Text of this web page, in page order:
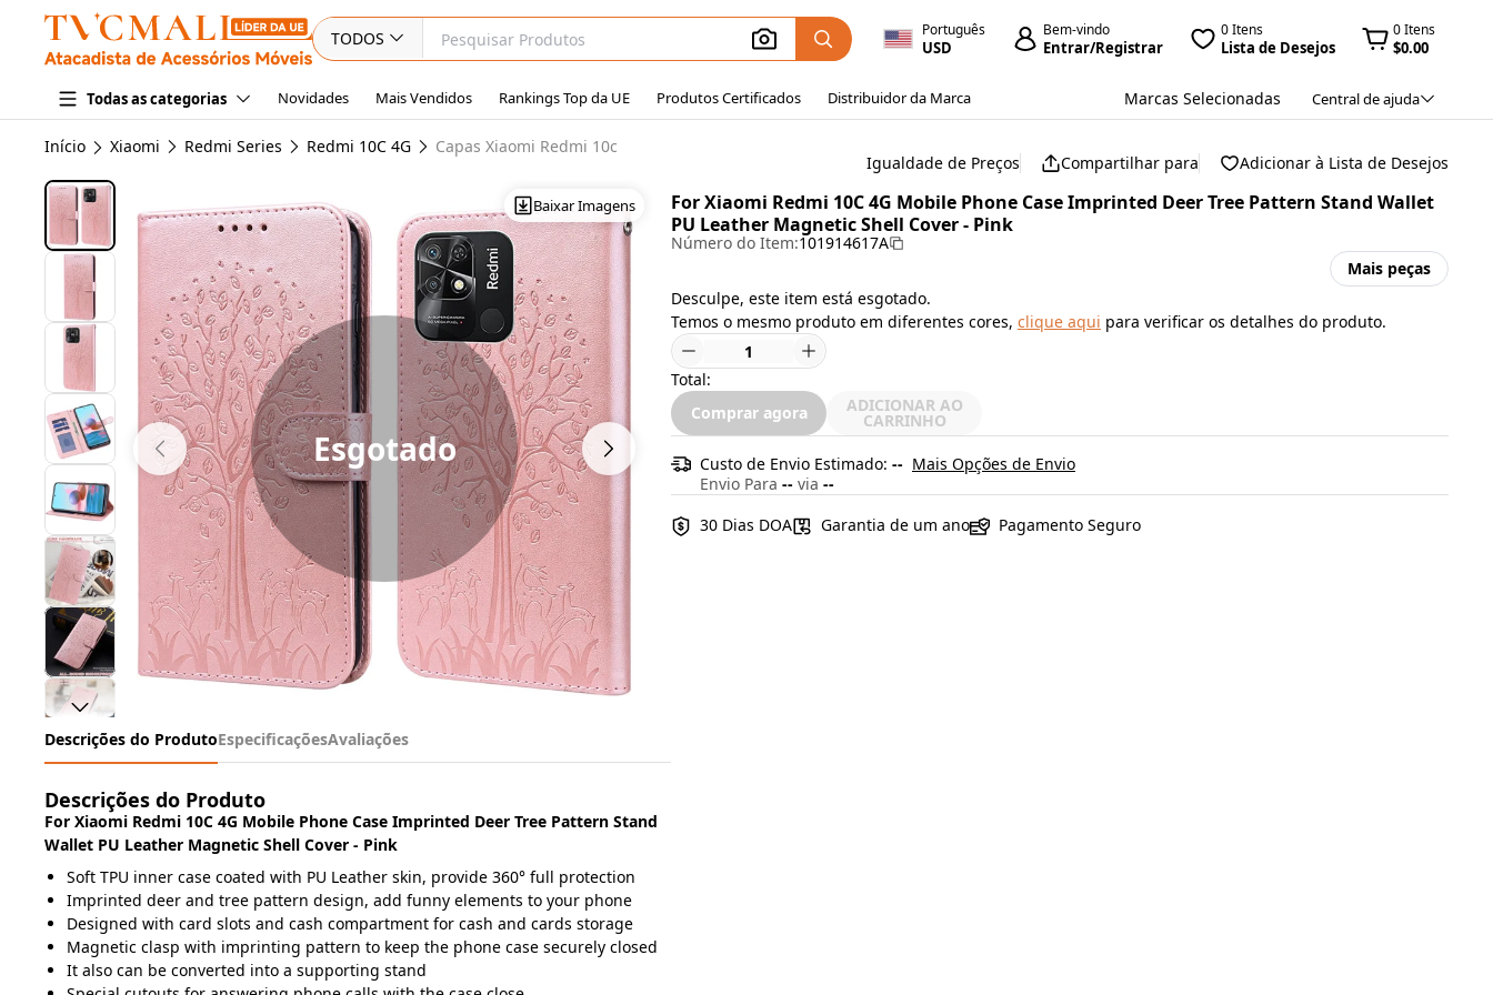
TODOS Português
USD
Bem-vindo
Entrar/Registrar
0 Itens
Lista de Desejos
0 Itens
$0.00
Todas as categorias Novidades Mais Vendidos Rankings Top da UE Produtos Certificados Distribuidor da Marca Marcas Selecionadas Central de ajuda
Início Xiaomi Redmi Series Redmi 10C 4G Capas Xiaomi Redmi 10c
Baixar Imagens
Esgotado
Descrições do ProdutoEspecificaçõesAvaliações
Descrições do Produto
For Xiaomi Redmi 10C 4G Mobile Phone Case Imprinted Deer Tree Pattern Stand
Wallet PU Leather Magnetic Shell Cover - Pink
Soft TPU inner case coated with PU Leather skin, provide 360° full protection
Imprinted deer and tree pattern design, add funny elements to your phone
Designed with card slots and cash compartment for cash and cards storage
Magnetic clasp with imprinting pattern to keep the phone case securely closed
It also can be converted into a supporting stand
Igualdade de Preços Compartilhar para Adicionar à Lista de Desejos
For Xiaomi Redmi 10C 4G Mobile Phone Case Imprinted Deer Tree Pattern Stand Wallet
PU Leather Magnetic Shell Cover - Pink
Número do Item:101914617A
Mais peças
Desculpe, este item está esgotado.
Temos o mesmo produto em diferentes cores, clique aqui para verificar os detalhes do produto.
Total:
Comprar agora
ADICIONAR AO
CARRINHO
Custo de Envio Estimado: -- Mais Opções de Envio
Envio Para -- via --
30 Dias DOA
Garantia de um ano Pagamento Seguro